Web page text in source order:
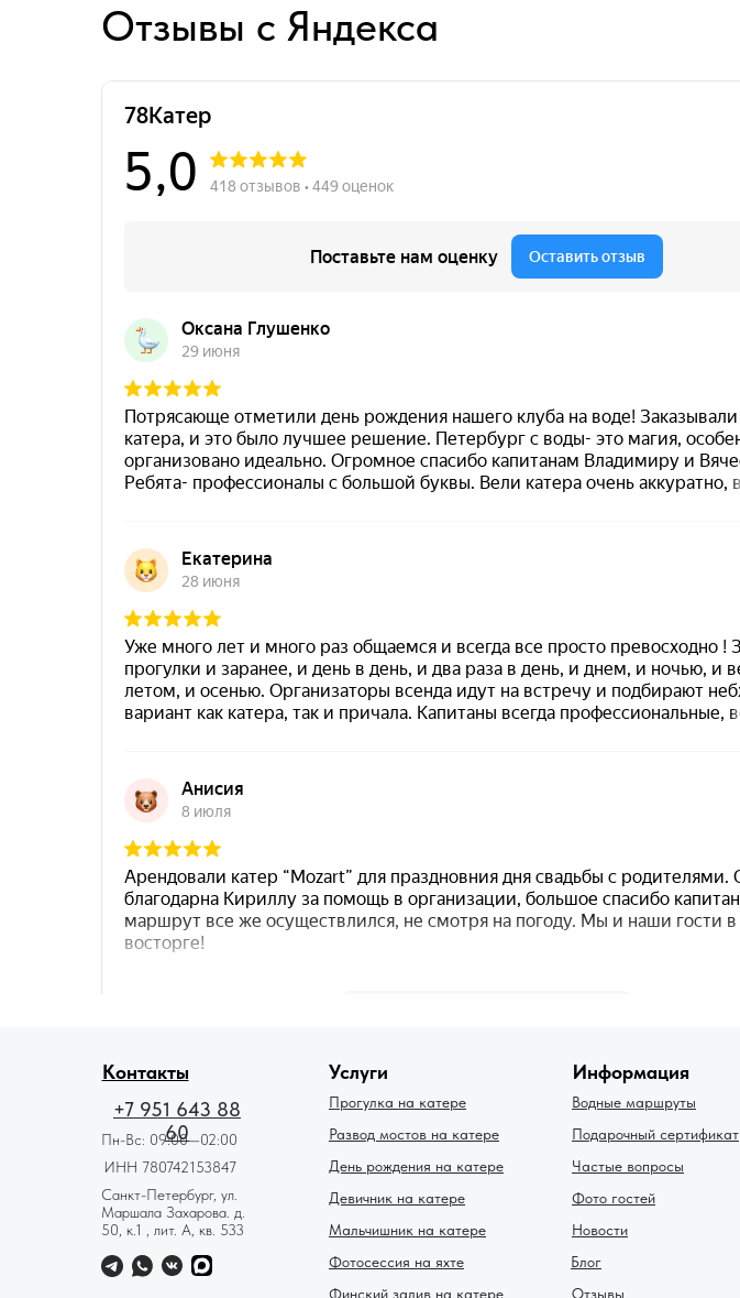
Отзывы с Яндекса
Контакты
+7 951 643 88
60
Пн-Вс: 09:00—02:00
ИНН 780742153847
Санкт-Петербург, ул.
Маршала Захарова. д.
50, к.1 , лит. А, кв. 533
Услуги
Прогулка на катере
Развод мостов на катере
День рождения на катере
Девичник на катере
Мальчишник на катере
Фотосессия на яхте
Финский залив на катере
Водные маршруты
Блог
Информация
Подарочный сертификат
Частые вопросы
Фото гостей
Новости
Отзывы